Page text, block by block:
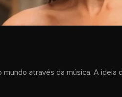
mundo através da música. A